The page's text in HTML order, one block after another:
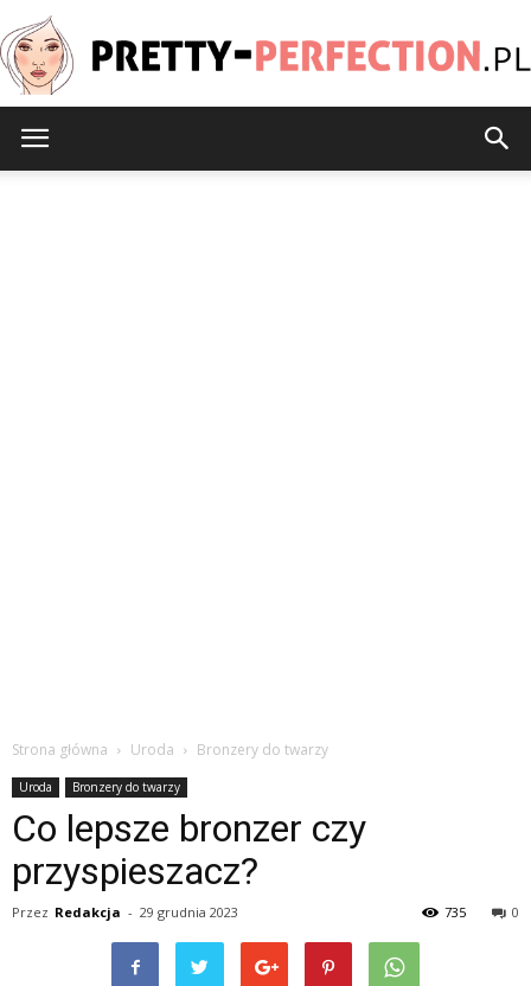
Strona główna Uroda Bronzery do twarzy
Uroda Bronzery do twarzy
Co lepsze bronzer czy
przyspieszacz?
Przez Redakcja - 29 grudnia 2023 0
735